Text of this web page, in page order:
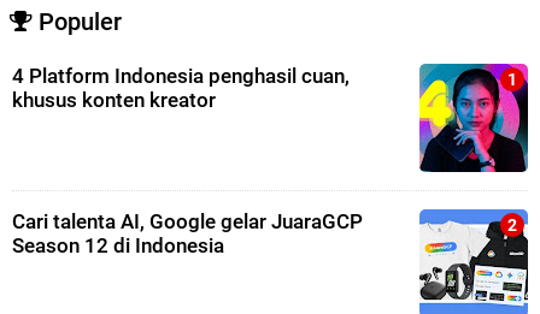
Populer
4 Platform Indonesia penghasil cuan,
khusus konten kreator
Cari talenta AI, Google gelar JuaraGCP
Season 12 di Indonesia